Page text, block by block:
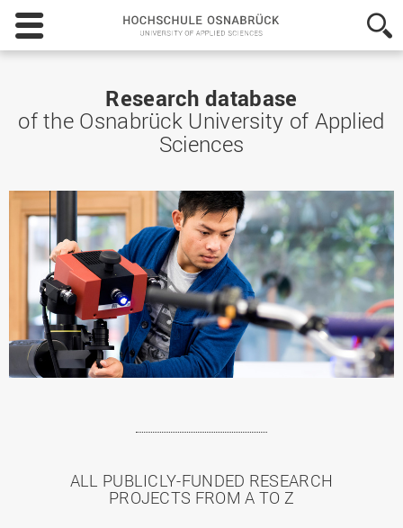
Hochschule
Osnabrück
-
Sciences
Research database
of the Osnabrück University of Applied
Sciences
ALL PUBLICLY-FUNDED RESEARCH
PROJECTS FROM A TO Z